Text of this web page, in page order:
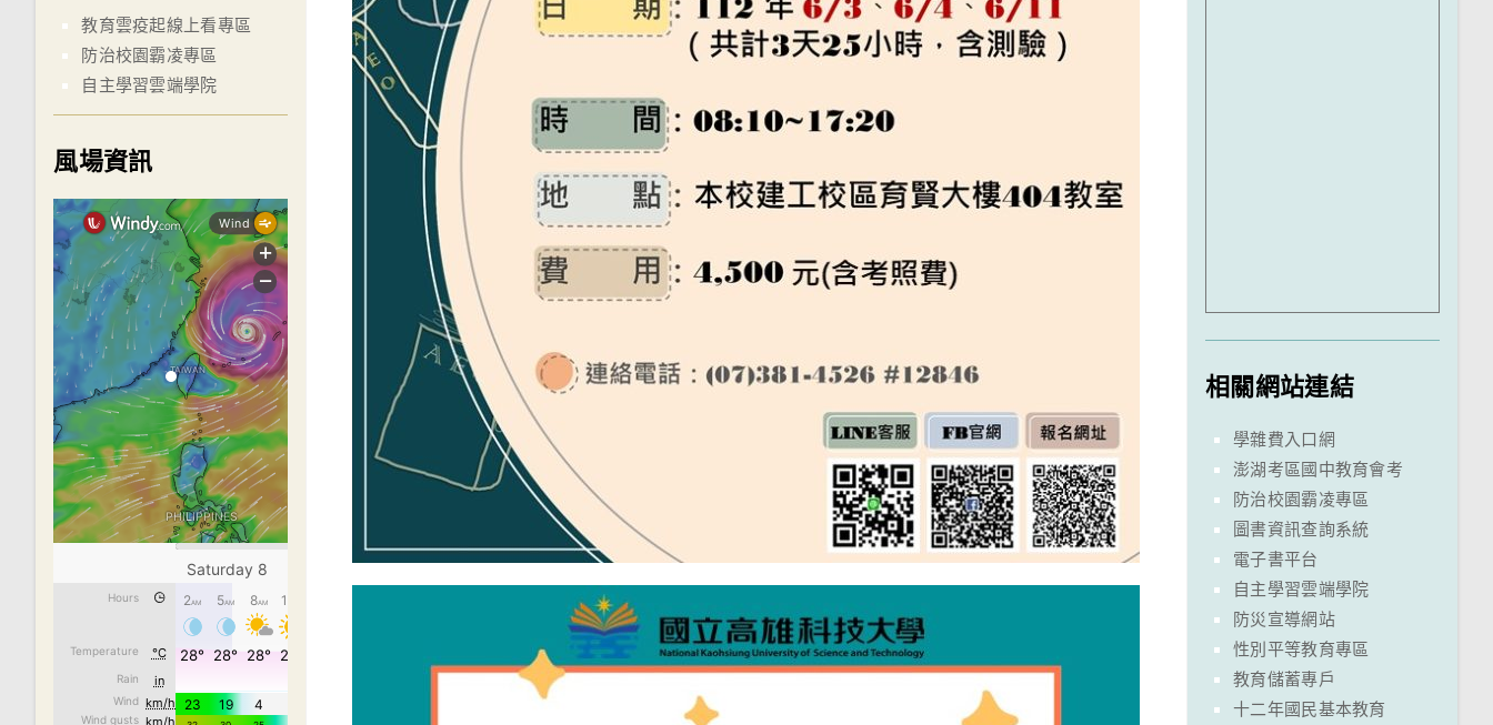
教育雲疫起線上看專區
防治校園霸凌專區
自主學習雲端學院
風場資訊
相關網站連結
學雜費入口網
澎湖考區國中教育會考
防治校園霸凌專區
圖書資訊查詢系統
電子書平台
自主學習雲端學院
防災宣導網站
性別平等教育專區
教育儲蓄專戶
十二年國民基本教育